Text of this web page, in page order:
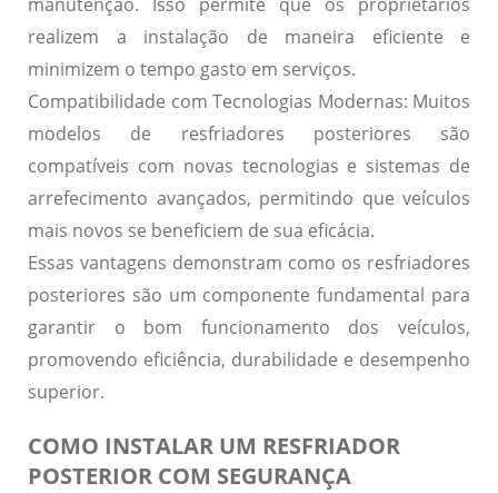
manutenção. Isso permite que os proprietários
realizem a instalação de maneira eficiente e
minimizem o tempo gasto em serviços.
Compatibilidade com Tecnologias Modernas: Muitos
modelos de resfriadores posteriores são
compatíveis com novas tecnologias e sistemas de
arrefecimento avançados, permitindo que veículos
mais novos se beneficiem de sua eficácia.
Essas vantagens demonstram como os resfriadores
posteriores são um componente fundamental para
garantir o bom funcionamento dos veículos,
promovendo eficiência, durabilidade e desempenho
superior.
COMO INSTALAR UM RESFRIADOR
POSTERIOR COM SEGURANÇA